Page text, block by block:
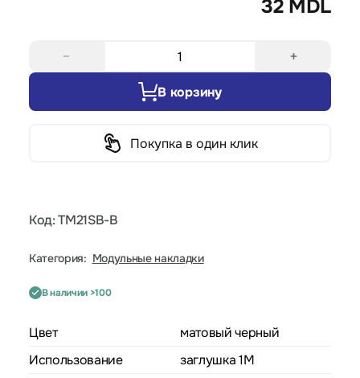
32 MDL
− +
В корзину
Покупка в один клик
Код: TM21SB-B
Категория: Модульные накладки
В наличии >100
Цвет
матовый черный
Использование
заглушка 1M